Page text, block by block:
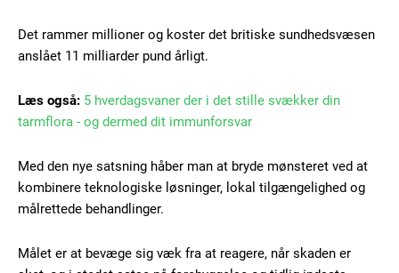
Free limited access
Gratis / forever
Etiam est nibh, lobortis sit
Ut mollis pellentesque tortor
Det rammer millioner og koster det britiske sundhedsvæsen
anslået 11 milliarder pund årligt.
Læs også: 5 hverdagsvaner der i det stille svækker din
tarmflora - og dermed dit immunforsvar
Med den nye satsning håber man at bryde mønsteret ved at
kombinere teknologiske løsninger, lokal tilgængelighed og
målrettede behandlinger.
Målet er at bevæge sig væk fra at reagere, når skaden er